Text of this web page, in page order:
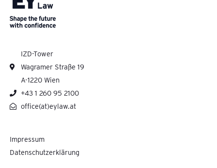
IZD-Tower
Wagramer Straße 19
A-1220 Wien
+43 1 260 95 2100
office(at)eylaw.at
Impressum
Datenschutzerklärung